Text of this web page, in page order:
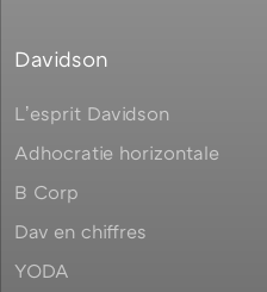
Davidson
Lʼesprit Davidson
Adhocratie horizontale
B Corp
Dav en chiffres
YODA